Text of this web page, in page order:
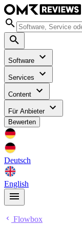
Software
Services
Content
Für Anbieter
Bewerten
Deutsch
English
Flowbox